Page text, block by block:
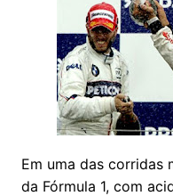
Em uma das corridas
da Fórmula 1, com